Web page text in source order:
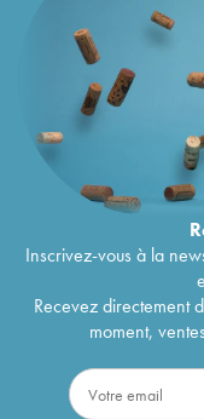
Inscrivez-vous à la
Recevez directement
moment,